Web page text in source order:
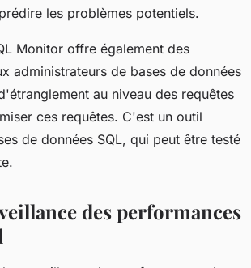
les problèmes potentiels.
Monitor offre également des
administrateurs de bases de données
au niveau des requêtes
ces requêtes. C'est un outil
de données SQL, qui peut être testé
des performances